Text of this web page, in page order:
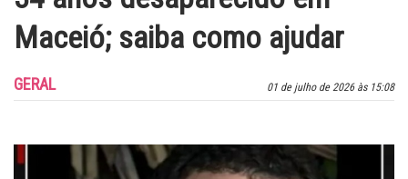
Maceió; saiba como ajudar
01 de julho de 2026 às 15:08
GERAL